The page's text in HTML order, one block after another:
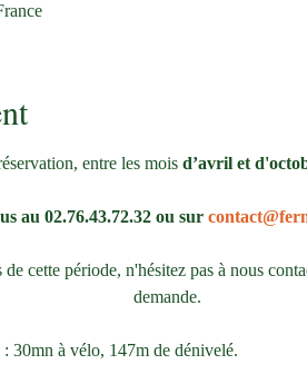
entre les mois d’avril et
au 02.76.43.72.32 ou sur
cette période, n'hésitez pas à nous
demande.
: 30mn à vélo, 147m de dénivelé.